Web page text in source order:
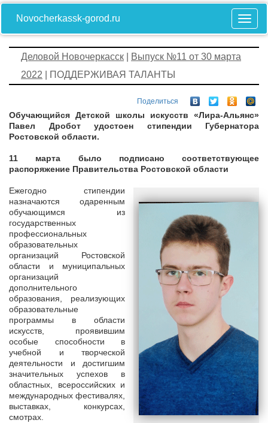
Novocherkassk-gorod.ru
Деловой Новочеркасск
Выпуск №11 от 30 марта
2022 | ПОДДЕРЖИВАЯ ТАЛАНТЫ
Поделиться
Обучающийся Детской школы искусств «Лира-Альянс»
Павел Дробот удостоен стипендии Губернатора
Ростовской области.
11 марта было подписано соответствующее
распоряжение Правительства Ростовской области
Ежегодно стипендии
назначаются одаренным
обучающимся из
государственных
профессиональных
образовательных
организаций Ростовской
области и муниципальных
организаций
дополнительного
образования, реализующих
образовательные
программы в области
искусств, проявившим
особые способности в
учебной и творческой
деятельности и достигшим
значительных успехов в
областных, всероссийских и
международных фестивалях,
выставках, конкурсах,
смотрах.